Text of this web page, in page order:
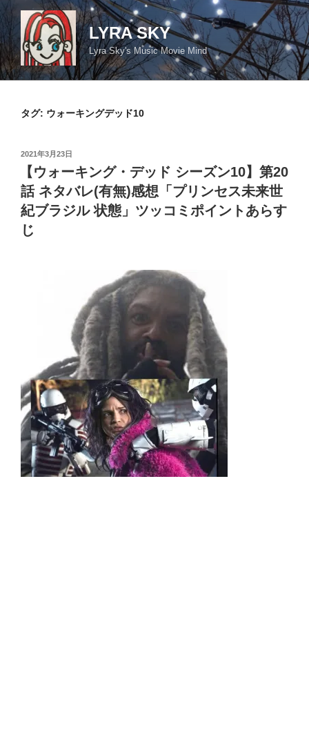
コ
ン
テ
ン
ツ
LYRA SKY
Lyra Sky's Music Movie Mind
タグ: ウォーキングデッド10
投
日:
2021年3月23日
【ウォーキング・デッド シーズン10】第20
話 ネタバレ(有無)感想「プリンセス未来世
紀ブラジル 状態」ツッコミポイントあらす
じ